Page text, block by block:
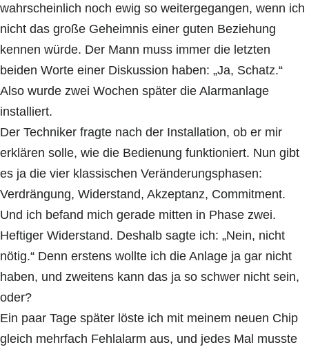
wahrscheinlich noch ewig so weitergegangen, wenn ich
nicht das große Geheimnis einer guten Beziehung
kennen würde. Der Mann muss immer die letzten
beiden Worte einer Diskussion haben: „Ja, Schatz.“
Also wurde zwei Wochen später die Alarmanlage
installiert.
Der Techniker fragte nach der Installation, ob er mir
erklären solle, wie die Bedienung funktioniert. Nun gibt
es ja die vier klassischen Veränderungsphasen:
Verdrängung, Widerstand, Akzeptanz, Commitment.
Und ich befand mich gerade mitten in Phase zwei.
Heftiger Widerstand. Deshalb sagte ich: „Nein, nicht
nötig.“ Denn erstens wollte ich die Anlage ja gar nicht
haben, und zweitens kann das ja so schwer nicht sein,
oder?
Ein paar Tage später löste ich mit meinem neuen Chip
gleich mehrfach Fehlalarm aus, und jedes Mal musste